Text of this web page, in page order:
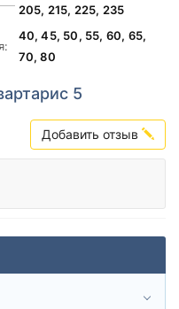
205, 215, 225, 235
40, 45, 50, 55, 60, 65,
70, 80
5
Добавить отзыв